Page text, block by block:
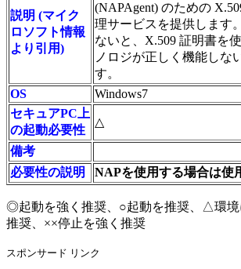
説明 (マイク
ロソフト情報
より引用)
(NAPAgent) のための
理サービスを提供します
ないと、X.509 証明書を
ノロジが正しく機能しな
す。
OS
Windows7
セキュアPC上
の起動必要性
△
備考
必要性の説明
NAPを使用する場合は使
◎起動を強く推奨、○起動を推奨、△環境
推奨、××停止を強く推奨
スポンサード リンク